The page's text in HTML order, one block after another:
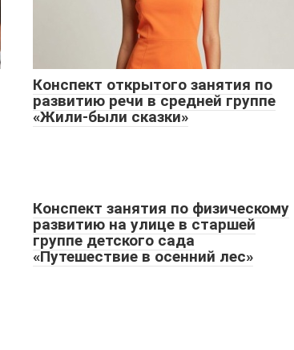
Конспект открытого занятия по
развитию речи в средней группе
«Жили-были сказки»
Конспект занятия по физическому
развитию на улице в старшей
группе детского сада
«Путешествие в осенний лес»